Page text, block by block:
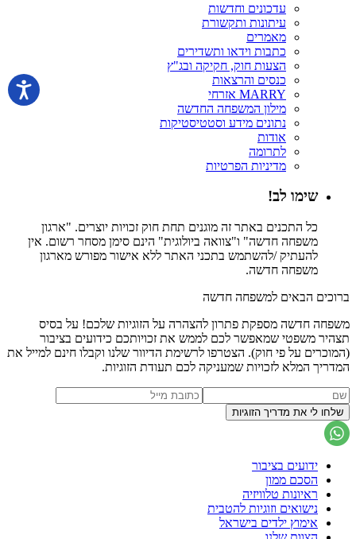
עדכונים וחדשות
עיתונות ותקשורת
מאמרים
כתבות וידאו ותשדירים
הצעות חוק, חקיקה ובג"ץ
כנסים והרצאות
MARRY אזרחי
מילון המשפחה החדשה
נתונים מידע וסטטיסטיקות
אודות
לתרומה
מדיניות הפרטיות
שימו לב!
כל התכנים באתר זה מוגנים תחת חוק זכויות יוצרים. "ארגון
משפחה חדשה" ו"צוואה ביולוגית" הינם סימן מסחר רשום. אין
להעתיק /להשתמש בתכני האתר ללא אישור מפורש מארגון
משפחה חדשה.
ברוכים הבאים למשפחה חדשה
משפחה חדשה מספקת פתרון להצהרה על הזוגיות שלכם! על בסיס
תצהיר משפטי שמאפשר לכם לממש את זכויותכם כידועים בציבור
(המוכרים על פי חוק). הצטרפו לרשימת הדיוור שלנו וקבלו חינם למייל את
המדריך המלא לזכויות שמעניקה לכם תעודת הזוגיות.
ידועים בציבור
הסכם ממון
ראיונות טלוויזיה
נישואים וזוגיות להטבית
אימוץ ילדים בישראל